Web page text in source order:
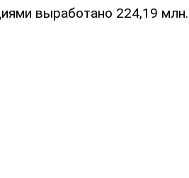
выработано 224,19 млн.